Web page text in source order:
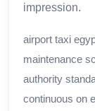
impression.
airport taxi
maintenance
authority
continuous on